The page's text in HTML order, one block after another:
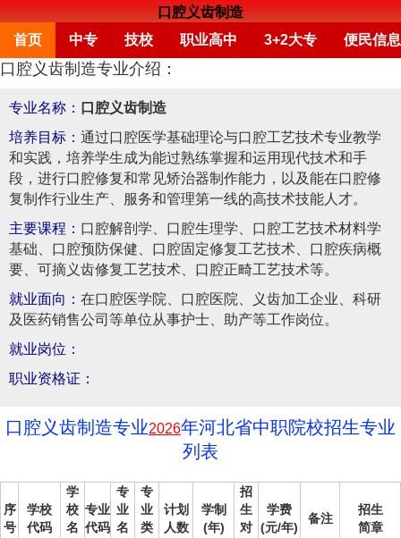
口腔义齿制造
首页
中专 技校 职业高中 3+2大专 便民信息
口腔义齿制造专业介绍：
专业名称： 口腔义齿制造
培养目标： 通过口腔医学基础理论与口腔工艺技术专业教学
和实践，培养学生成为能过熟练掌握和运用现代技术和手
段，进行口腔修复和常见矫治器制作能力，以及能在口腔修
复制作行业生产、服务和管理第一线的高技术技能人才。
主要课程： 口腔解剖学、口腔生理学、口腔工艺技术材料学
基础、口腔预防保健、口腔固定修复工艺技术、口腔疾病概
要、可摘义齿修复工艺技术、口腔正畸工艺技术等。
就业面向： 在口腔医学院、口腔医院、义齿加工企业、科研
及医药销售公司等单位从事护士、助产等工作岗位。
就业岗位：
职业资格证：
口腔义齿制造专业2026年河北省中职院校招生专业
列表
序
号
学校
代码
学
校
名
专业
代码
专
业
名
专
业
类
计划
人数
学制
(年)
招
生
对
学费
(元/年)
备注
招生
简章